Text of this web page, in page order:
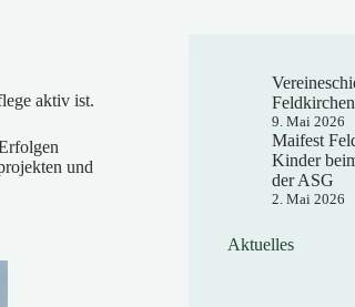
aktiv ist.
und
Feldkirchen
9. Mai 2026
Maifest
Kinder
der ASG
2. Mai 2026
Aktuelles